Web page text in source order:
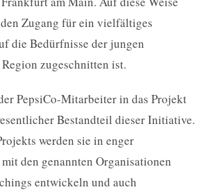
Zugang für ein vielfältiges
die Bedürfnisse der jungen
zugeschnitten ist.
PepsiCo-Mitarbeiter in das Projekt
Bestandteil dieser Initiative.
werden sie in enger
den genannten Organisationen
entwickeln und auch